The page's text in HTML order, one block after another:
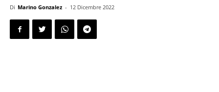
Di Marino Gonzalez - 12 Dicembre 2022